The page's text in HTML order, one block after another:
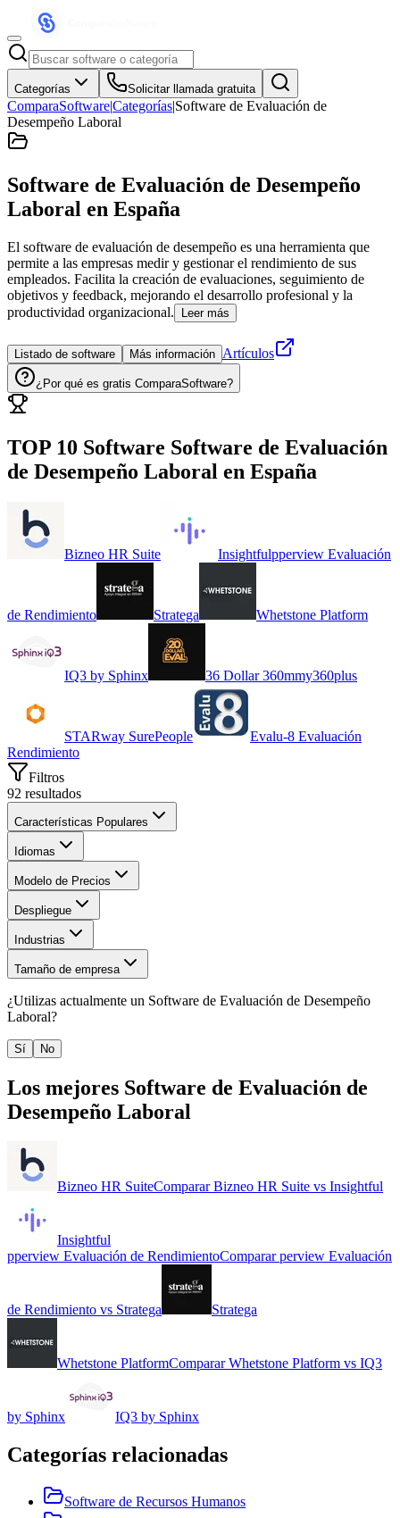
Categorías Solicitar llamada gratuita
ComparaSoftware|Categorías|Software de Evaluación de
Desempeño Laboral
Software de Evaluación de Desempeño
Laboral en España
El software de evaluación de desempeño es una herramienta que
permite a las empresas medir y gestionar el rendimiento de sus
empleados. Facilita la creación de evaluaciones, seguimiento de
objetivos y feedback, mejorando el desarrollo profesional y la
productividad organizacional.
Leer más
Listado de software Más información Artículos
¿Por qué es gratis ComparaSoftware?
TOP 10 Software Software de Evaluación
de Desempeño Laboral en España
Bizneo HR Suite Insightfulpperview Evaluación
de Rendimiento Stratega Whetstone Platform
IQ3 by Sphinx 36 Dollar 360mmy360plus
STARway SurePeople
Evalu-8 Evaluación
Rendimiento
Filtros
92 resultados
Características Populares
Idiomas
Modelo de Precios
Despliegue
Industrias
Tamaño de empresa
¿Utilizas actualmente un Software de Evaluación de Desempeño
Laboral?
Sí No
Los mejores Software de Evaluación de
Desempeño Laboral
Bizneo HR SuiteComparar Bizneo HR Suite vs Insightful
Insightful
pperview Evaluación de RendimientoComparar perview Evaluación
de Rendimiento vs Stratega Stratega
Whetstone PlatformComparar Whetstone Platform vs IQ3
by Sphinx IQ3 by Sphinx
Categorías relacionadas
Software de Recursos Humanos